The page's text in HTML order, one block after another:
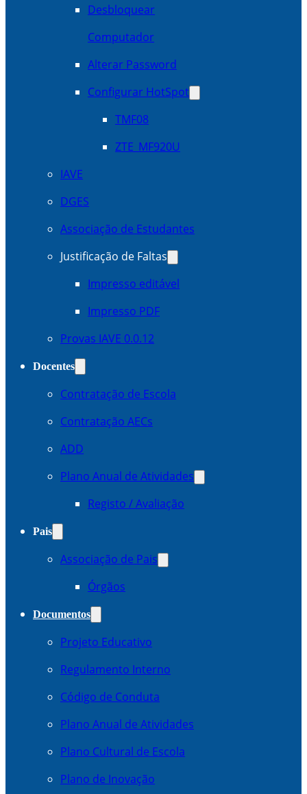
Desbloquear
Computador
Alterar Password
Configurar HotSpot
TMF08
ZTE_MF920U
IAVE
DGES
Associação de Estudantes
Justificação de Faltas
Impresso editável
Impresso PDF
Provas IAVE 0.0.12
Docentes
Contratação de Escola
Contratação AECs
ADD
Plano Anual de Atividades
Registo / Avaliação
Pais
Associação de Pais
Órgãos
Documentos
Projeto Educativo
Regulamento Interno
Código de Conduta
Plano Anual de Atividades
Plano Cultural de Escola
Plano de Inovação